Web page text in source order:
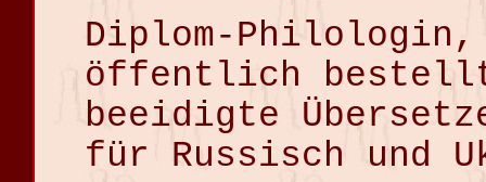
Diplom-
öffentlich
beeidigte
für Russisch und